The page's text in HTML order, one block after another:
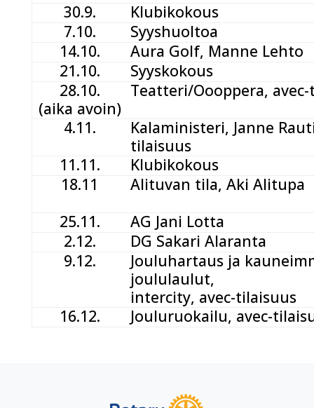
30.9.
Klubikokous
7.10.
Syyshuoltoa
14.10.
Aura Golf, Manne Lehto
21.10.
Syyskokous
28.10.
(aika avoin)
Teatteri/Oooppera,
4.11.
Kalaministeri, Janne
tilaisuus
11.11.
Klubikokous
18.11
Alituvan tila, Aki Alitupa
25.11.
AG Jani Lotta
2.12.
DG Sakari Alaranta
9.12.
Jouluhartaus ja
joululaulut,
intercity, avec-tilaisuus
16.12.
Jouluruokailu, avec-